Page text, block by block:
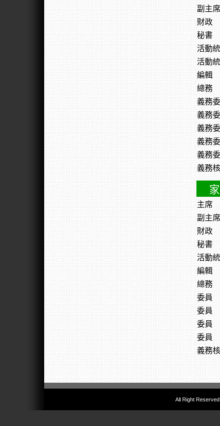
副主席
財政
秘書
活動
活動
編輯
總務
義務
義務
義務
義務
義務
義務
主席
副主席
財政
秘書
活動
編輯
總務
委員
委員
委員
委員
義務
All Right